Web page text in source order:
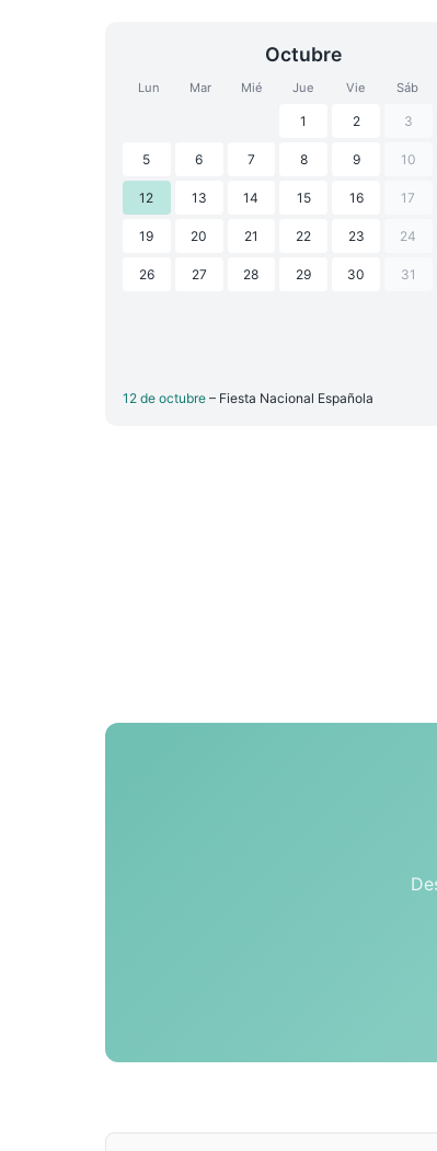
Octubre
Lun Mar Mié Jue Vie Sáb
1 2 3
5 6 7 8 9 10
12 13 14 15 16 17
19 20 21 22 23 24
26 27 28 29 30 31
12 de octubre – Fiesta Nacional Española